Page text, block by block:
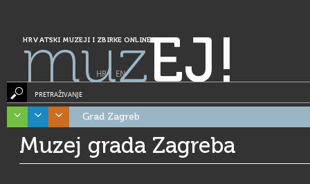
HRVATSKI MUZEJI I ZBIRKE ONLINE
muzEJ!
HR| EN
PRETRAŽIVANJE
Grad Zagreb
Muzej grada Zagreba